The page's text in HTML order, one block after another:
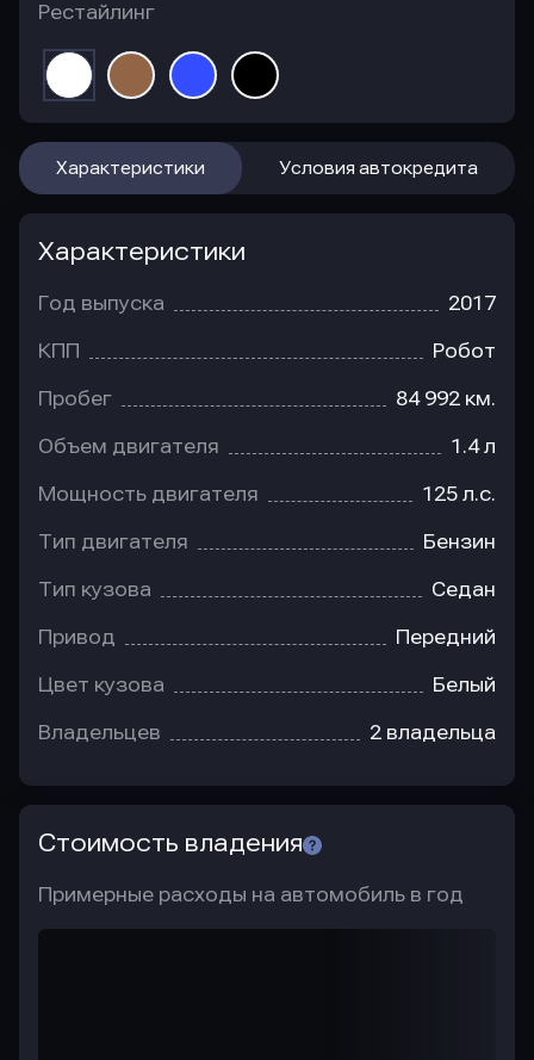
Рестайлинг
Характеристики Условия автокредита
Характеристики
Год выпуска 2017
КПП Робот
Пробег 84 992 км.
Объем двигателя 1.4 л
Мощность двигателя 125 л.с.
Тип двигателя Бензин
Тип кузова Седан
Привод Передний
Цвет кузова Белый
Владельцев 2 владельца
Стоимость владения
Примерные расходы на автомобиль в год